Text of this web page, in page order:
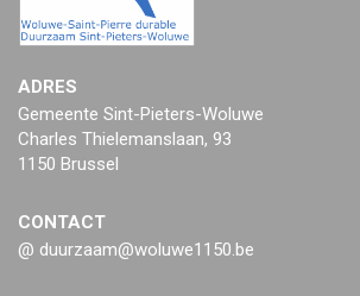
ADRES
Gemeente Sint-Pieters-Woluwe
Charles Thielemanslaan, 93
1150 Brussel
CONTACT
@ duurzaam@woluwe1150.be